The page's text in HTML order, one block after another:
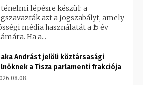
lépésre készül: a
azt a jogszabályt, amely
média használatát a 15 év
Ha a...
Andrást jelöli köztársasági
a Tisza parlamenti frakciója